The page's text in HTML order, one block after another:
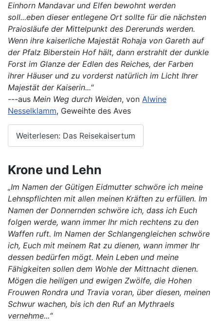
Einhorn Mandavar und Elfen bewohnt werden
soll...eben dieser entlegene Ort sollte für die nächsten
Praiosläufe der Mittelpunkt des Dererunds werden.
Wenn ihre kaiserliche Majestät Rohaja von Gareth auf
der Pfalz Biberstein Hof hält, dann erstrahlt der dunkle
Forst im Glanze der Edlen des Reiches, der Farben
ihrer Häuser und zu vorderst natürlich im Licht Ihrer
Majestät der Kaiserin..."
---aus Mein Weg durch Weiden, von Alwine
Nesselklamm, Geweihte des Aves
Weiterlesen: Das Reisekaisertum
Krone und Lehn
„Im Namen der Gütigen Eidmutter schwöre ich meine
Lehnspflichten mit allen meinen Kräften zu erfüllen. Im
Namen der Donnernden schwöre ich, dass ich Euch
folgen werde, wann immer Ihr mich rechtens zu den
Waffen ruft. Im Namen der Schlangengleichen schwöre
ich, Euch mit meinem Rat zu dienen, wann immer Ihr
dessen bedürfen mögt. Mein Leben und meine
Fähigkeiten sollen dem Wohle der Mittnacht dienen.
Mögen die heiligen und ewigen Zwölfe, die Hohen
Frouwen Rondra und Travia voran, über diesen, meinen
Schwur wachen, bis ich den Ruf an Mythraels
vernehme...“